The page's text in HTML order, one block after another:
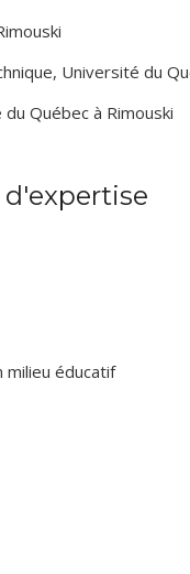
Université du
Québec à Rimouski
milieu éducatif